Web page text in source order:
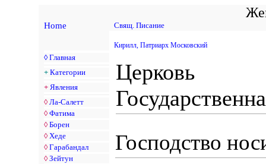
Home Свящ. Писание
◊ Главная
+ Категории
+ Явления
◊ Ла-Салетт
◊ Фатима
◊ Борен
◊ Хеде
◊ Гарабандал
◊ Зейтун
Кирилл, Патриарх Московский
Церковь
Господство